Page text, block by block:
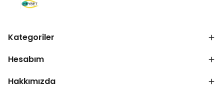
Kategoriler
Hesabım
Hakkımızda